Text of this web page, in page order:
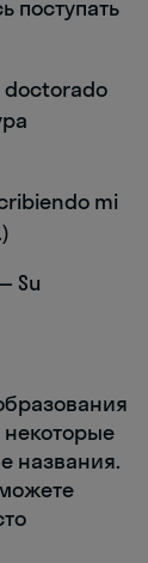
поступать
doctorado
mi
Su
некоторые
названия.